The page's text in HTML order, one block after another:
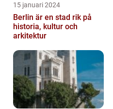
15 januari 2024
Berlin är en stad rik på
historia, kultur och
arkitektur